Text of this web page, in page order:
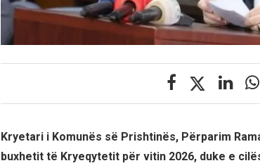
Kryetari i Komunës së Prishtinës, Përparim
buxhetit të Kryeqytetit për vitin 2026, duke e